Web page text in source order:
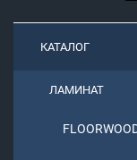
КАТАЛОГ
ЛАМИНАТ